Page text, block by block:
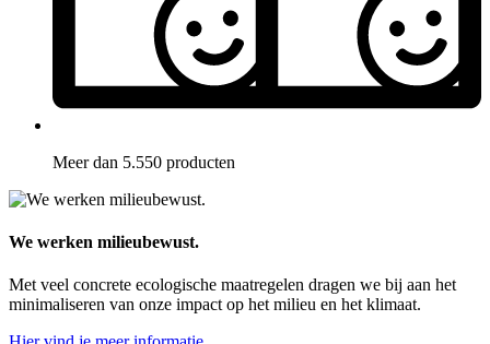
Meer dan 5.550 producten
We werken milieubewust.
Met veel concrete ecologische maatregelen dragen we bij aan het
minimaliseren van onze impact op het milieu en het klimaat.